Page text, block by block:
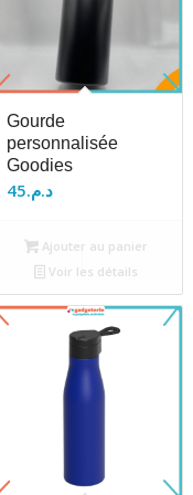
Gourde
personnalisée
Goodies
د.م.45
Ajouter au panier
Voir les détails